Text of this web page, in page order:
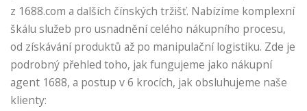
z 1688.com a dalších čínských tržišť. Nabízíme komplexní
škálu služeb pro usnadnění celého nákupního procesu,
od získávání produktů až po manipulační logistiku. Zde je
podrobný přehled toho, jak fungujeme jako nákupní
agent 1688, a postup v 6 krocích, jak obsluhujeme naše
klienty: